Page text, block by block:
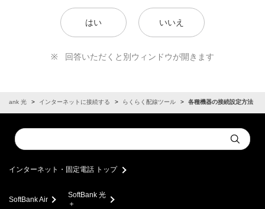
はい いいえ
回答いただくと別ウィンドウが開きます
光 インターネットに接続する らくらく配線ツール 各種機器の接続設定方法
Conduct
a
Submit
インターネット・固定電話 トップ
SoftBank Air
SoftBank 光
＋